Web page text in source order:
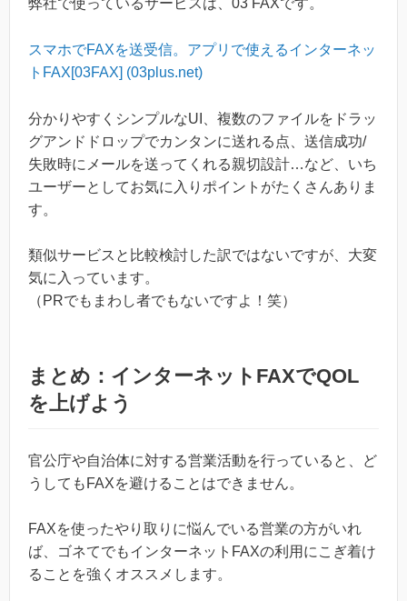
弊社で使っているサービスは、03 FAXです。
スマホでFAXを送受信。アプリで使えるインターネッ
トFAX[03FAX] (03plus.net)
分かりやすくシンプルなUI、複数のファイルをドラッ
グアンドドロップでカンタンに送れる点、送信成功/
失敗時にメールを送ってくれる親切設計…など、いち
ユーザーとしてお気に入りポイントがたくさんありま
す。
類似サービスと比較検討した訳ではないですが、大変
気に入っています。
（PRでもまわし者でもないですよ！笑）
まとめ：インターネットFAXでQOL
を上げよう
官公庁や自治体に対する営業活動を行っていると、ど
うしてもFAXを避けることはできません。
FAXを使ったやり取りに悩んでいる営業の方がいれ
ば、ゴネてでもインターネットFAXの利用にこぎ着け
ることを強くオススメします。